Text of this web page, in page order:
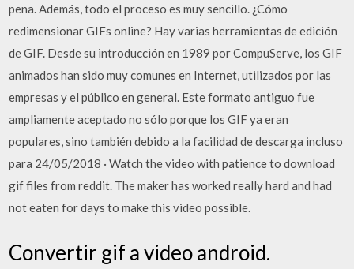
pena. Además, todo el proceso es muy sencillo. ¿Cómo
redimensionar GIFs online? Hay varias herramientas de edición
de GIF. Desde su introducción en 1989 por CompuServe, los GIF
animados han sido muy comunes en Internet, utilizados por las
empresas y el público en general. Este formato antiguo fue
ampliamente aceptado no sólo porque los GIF ya eran
populares, sino también debido a la facilidad de descarga incluso
para 24/05/2018 · Watch the video with patience to download
gif files from reddit. The maker has worked really hard and had
not eaten for days to make this video possible.
Convertir gif a video android.